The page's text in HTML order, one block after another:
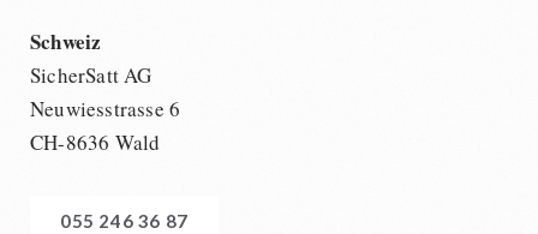
Schweiz
SicherSatt AG
Neuwiesstrasse 6
CH-8636 Wald
055 246 36 87